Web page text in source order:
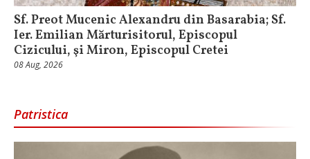
Sf. Preot Mucenic Alexandru din Basarabia; Sf.
Ier. Emilian Mărturisitorul, Episcopul
Cizicului, şi Miron, Episcopul Cretei
08 Aug, 2026
Patristica